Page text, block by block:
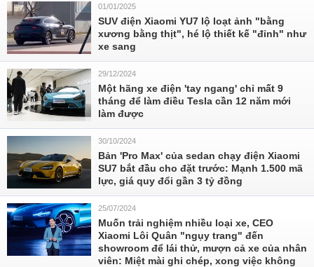
01/01/2025
SUV điện Xiaomi YU7 lộ loạt ảnh "bằng
xương bằng thịt", hé lộ thiết kế "đỉnh" như
xe sang
29/12/2024
Một hãng xe điện 'tay ngang' chỉ mất 9
tháng để làm điều Tesla cần 12 năm mới
làm được
30/10/2024
Bản 'Pro Max' của sedan chạy điện Xiaomi
SU7 bắt đầu cho đặt trước: Mạnh 1.500 mã
lực, giá quy đổi gần 3 tỷ đồng
25/07/2024
Muốn trải nghiệm nhiều loại xe, CEO
Xiaomi Lôi Quân "ngụy trang" đến
showroom để lái thử, mượn cả xe của nhân
viên: Miệt mài ghi chép, xong việc không